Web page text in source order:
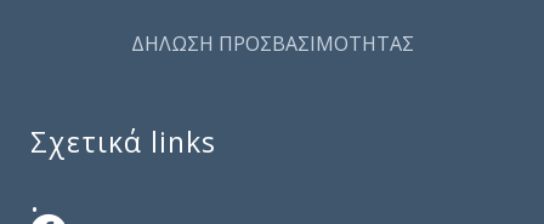
ΔΗΛΩΣΗ ΠΡΟΣΒΑΣΙΜΟΤΗΤΑΣ
Σχετικά links
.